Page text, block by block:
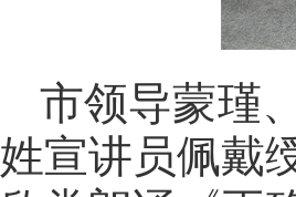
市领导蒙瑾
姓宣讲员佩戴